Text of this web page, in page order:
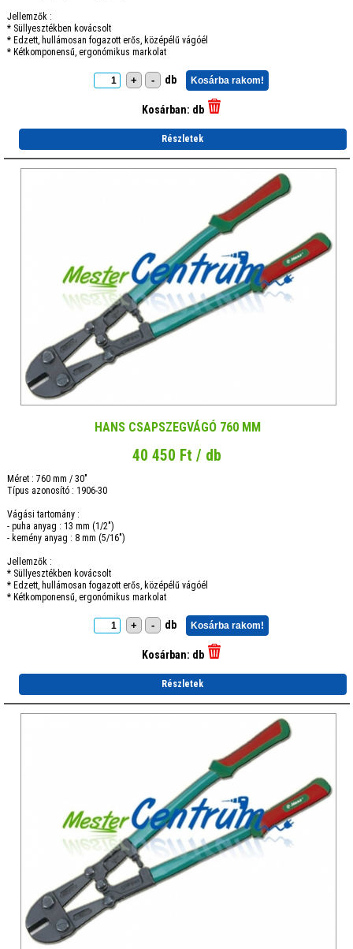
Jellemzők :
* Süllyesztékben kovácsolt
* Edzett, hullámosan fogazott erős, középélű vágóél
* Kétkomponensű, ergonómikus markolat
+ - db Kosárba rakom!
Kosárban: db
Részletek
HANS CSAPSZEGVÁGÓ 760 MM
40 450 Ft / db
Méret : 760 mm / 30"
Típus azonosító : 1906-30
Vágási tartomány :
- puha anyag : 13 mm (1/2")
- kemény anyag : 8 mm (5/16")
Jellemzők :
* Süllyesztékben kovácsolt
* Edzett, hullámosan fogazott erős, középélű vágóél
* Kétkomponensű, ergonómikus markolat
+ - db Kosárba rakom!
Kosárban: db
Részletek